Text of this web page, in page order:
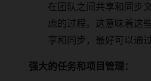
在团队之间共享和同步
虑的过程。这意味着这
享和同步，最好可以通
强大的任务和项目管理：